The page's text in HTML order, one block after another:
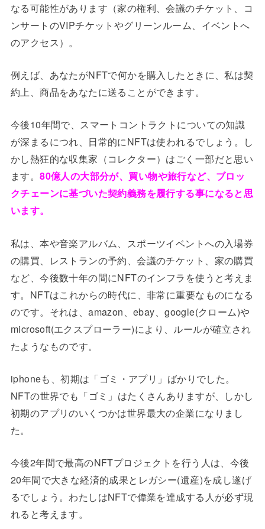
なる可能性があります（家の権利、会議のチケット、コ
ンサートのVIPチケットやグリーンルーム、イベントへ
のアクセス）。
例えば、あなたがNFTで何かを購入したときに、私は契
約上、商品をあなたに送ることができます。
今後10年間で、スマートコントラクトについての知識
が深まるにつれ、日常的にNFTは使われるでしょう。し
かし熱狂的な収集家（コレクター）はごく一部だと思い
ます。80億人の大部分が、買い物や旅行など、ブロッ
クチェーンに基づいた契約義務を履行する事になると思
います。
私は、本や音楽アルバム、スポーツイベントへの入場券
の購買、レストランの予約、会議のチケット、家の購買
など、今後数十年の間にNFTのインフラを使うと考えま
す。NFTはこれからの時代に、非常に重要なものになる
のです。それは、amazon、ebay、google(クローム)や
microsoft(エクスプローラー)により、ルールが確立され
たようなものです。
iphoneも、初期は「ゴミ・アプリ」ばかりでした。
NFTの世界でも「ゴミ」はたくさんありますが、しかし
初期のアプリのいくつかは世界最大の企業になりまし
た。
今後2年間で最高のNFTプロジェクトを行う人は、今後
20年間で大きな経済的成果とレガシー(遺産)を成し遂げ
るでしょう。わたしはNFTで偉業を達成する人が必ず現
れると考えます。